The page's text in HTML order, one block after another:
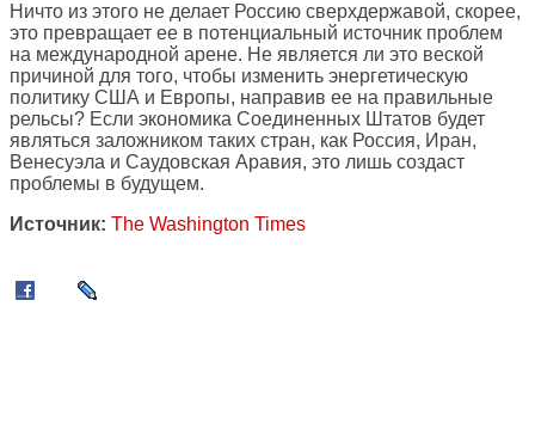
Ничто из этого не делает Россию сверхдержавой, скорее,
это превращает ее в потенциальный источник проблем
на международной арене. Не является ли это веской
причиной для того, чтобы изменить энергетическую
политику США и Европы, направив ее на правильные
рельсы? Если экономика Соединенных Штатов будет
являться заложником таких стран, как Россия, Иран,
Венесуэла и Саудовская Аравия, это лишь создаст
проблемы в будущем.
Источник: The Washington Times